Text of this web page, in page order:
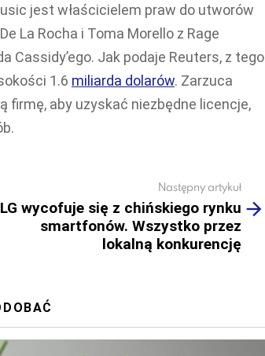
jest właścicielem praw do utworów
La Rocha i Toma Morello z Rage
Cassidy’ego. Jak podaje Reuters, z tego
1.6 miliarda dolarów. Zarzuca
firmę, aby uzyskać niezbędne licencje,
Następny artykuł
LG wycofuje się z chińskiego rynku
smartfonów. Wszystko przez
lokalną konkurencję